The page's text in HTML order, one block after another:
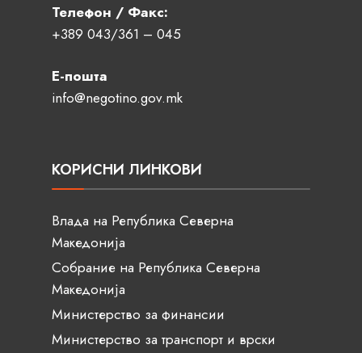
Телефон / Факс:
+389 043/361 – 045
Е-пошта
info@negotino.gov.mk
КОРИСНИ ЛИНКОВИ
Влада на Република Северна
Македонија
Собрание на Република Северна
Македонија
Министерство за финансии
Министерство за транспорт и врски